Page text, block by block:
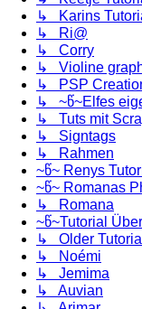
↳ Karins
↳ Ri@
↳ Corry
↳ Violine
↳ PSP
↳ ~წ~Elfes
↳ Tuts mit
↳ Signtags
↳ Rahmen
~წ~ Renys
~წ~ Romanas
↳ Romana
~წ~Tutorial
↳ Older
↳ Noémi
↳ Jemima
↳ Auvian